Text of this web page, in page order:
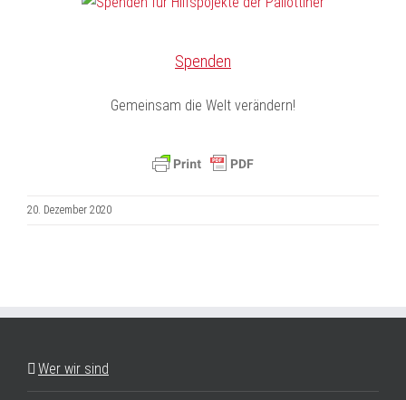
Spenden
Gemeinsam die Welt verändern!
20. Dezember 2020
Wer wir sind